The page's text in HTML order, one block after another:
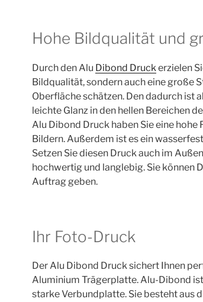
Hohe Bildqualität und
Durch den Alu Dibond Druck erzielen
Bildqualität, sondern auch eine große
Oberfläche schätzen. Den dadurch ist
leichte Glanz in den hellen Bereichen
Alu Dibond Druck haben Sie eine
Bildern. Außerdem ist es ein
Setzen Sie diesen Druck auch im
hochwertig und langlebig. Sie können
Auftrag geben.
Ihr Foto-Druck
Der Alu Dibond Druck sichert Ihnen
Aluminium Trägerplatte. Alu-Dibond
starke Verbundplatte. Sie besteht aus